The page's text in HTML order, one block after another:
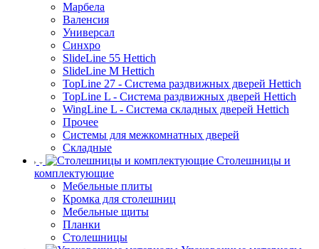
Марбела
Валенсия
Универсал
Синхро
SlideLine 55 Hettich
SlideLine M Hettich
TopLine 27 - Система раздвижных дверей Hettich
TopLine L - Система раздвижных дверей Hettich
WingLine L - Система складных дверей Hettich
Прочее
Системы для межкомнатных дверей
Складные
Столешницы и
комплектующие
Мебельные плиты
Кромка для столешниц
Мебельные щиты
Планки
Столешницы